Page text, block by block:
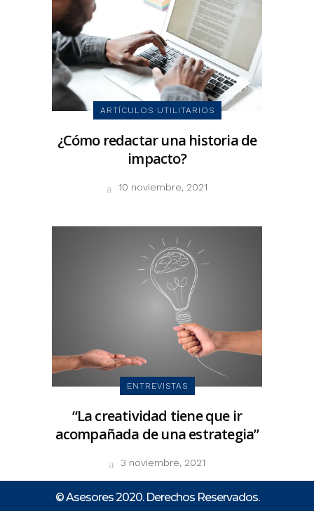
ARTÍCULOS UTILITARIOS
¿Cómo redactar una historia de
impacto?
10 noviembre, 2021
ENTREVISTAS
“La creatividad tiene que ir
acompañada de una estrategia”
3 noviembre, 2021
© Asesores 2020. Derechos Reservados.